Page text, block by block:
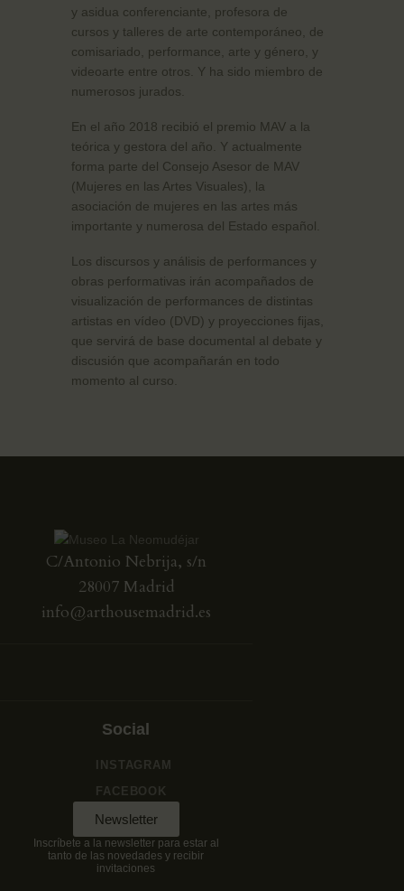
y asidua conferenciante, profesora de
cursos y talleres de arte contemporáneo, de
comisariado, performance, arte y género, y
videoarte entre otros. Y ha sido miembro de
numerosos jurados.
En el año 2018 recibió el premio MAV a la
teórica y gestora del año. Y actualmente
forma parte del Consejo Asesor de MAV
(Mujeres en las Artes Visuales), la
asociación de mujeres en las artes más
importante y numerosa del Estado español.
Los discursos y análisis de performances y
obras performativas irán acompañados de
visualización de performances de distintas
artistas en vídeo (DVD) y proyecciones fijas,
que servirá de base documental al debate y
discusión que acompañarán en todo
momento al curso.
C/Antonio Nebrija, s/n
28007 Madrid
info@arthousemadrid.es
Social
INSTAGRAM
FACEBOOK
Newsletter
Inscríbete a la newsletter para estar al
tanto de las novedades y recibir
invitaciones